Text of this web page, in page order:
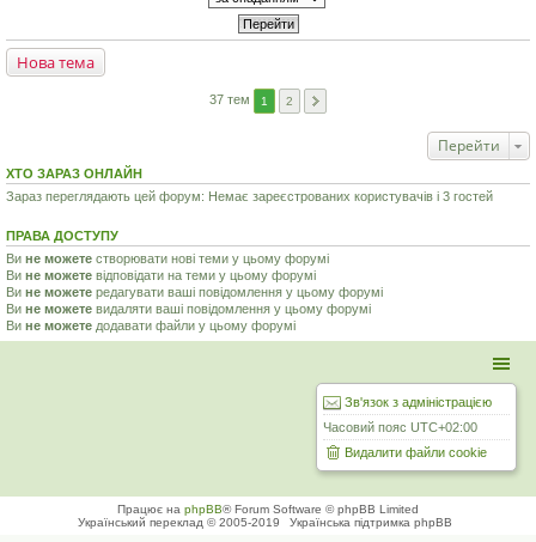
Нова тема
37 тем 1 2
Перейти
ХТО ЗАРАЗ ОНЛАЙН
Зараз переглядають цей форум: Немає зареєстрованих користувачів і 3 гостей
ПРАВА ДОСТУПУ
Ви не можете створювати нові теми у цьому форумі
Ви не можете відповідати на теми у цьому форумі
Ви не можете редагувати ваші повідомлення у цьому форумі
Ви не можете видаляти ваші повідомлення у цьому форумі
Ви не можете додавати файли у цьому форумі
Зв'язок з адміністрацією
Часовий пояс UTC+02:00
Видалити файли cookie
Працює на phpBB® Forum Software © phpBB Limited
Український переклад © 2005-2019
Українська підтримка phpBB